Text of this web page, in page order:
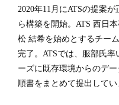
2020年11月にATSの提案
ら構築を開始。ATS 西日
松 結希を始めとするチー
完了。ATSでは、服部氏
ーズに既存環境からのデ
順書をまとめて提出してい